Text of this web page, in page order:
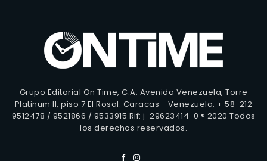
Grupo Editorial On Time, C.A. Avenida Venezuela, Torre
Platinum II, piso 7 El Rosal. Caracas - Venezuela. + 58-212
9512478 / 9521866 / 9533915 Rif: j-29623414-0 ® 2020 Todos
los derechos reservados.